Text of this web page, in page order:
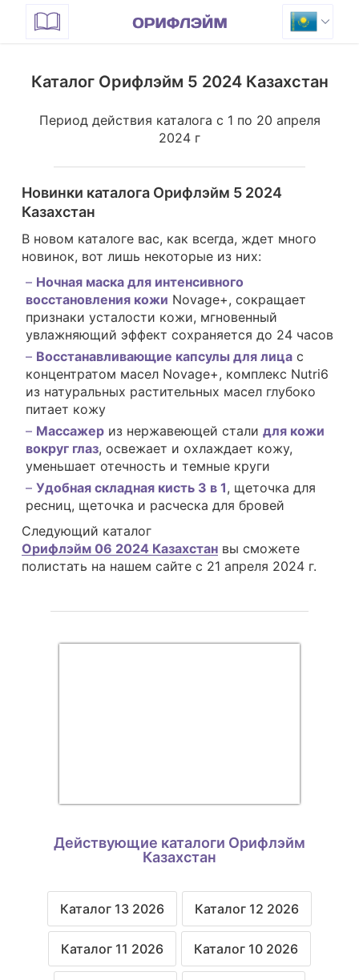
Каталог Орифлэйм 5 2024 Казахстан
Период действия каталога с 1 по 20 апреля
2024 г
Новинки каталога Орифлэйм 5 2024
Казахстан
В новом каталоге вас, как всегда, ждет много
новинок, вот лишь некоторые из них:
Ночная маска для интенсивного
восстановления кожи Novage+, сокращает
признаки усталости кожи, мгновенный
увлажняющий эффект сохраняется до 24 часов
Восстанавливающие капсулы для лица c
концентратом масел Novage+, комплекс Nutri6
из натуральных растительных масел глубоко
питает кожу
Массажер из нержавеющей сталидля кожи
вокруг глаз, освежает и охлаждает кожу,
уменьшает отечность и темные круги
Удобная складная кисть 3 в 1, щеточка для
ресниц, щеточка и расческа для бровей
Следующий каталог
Орифлэйм 06 2024 Казахстан вы сможете
полистать на нашем сайте с 21 апреля 2024 г.
Действующие каталоги Орифлэйм
Казахстан
Каталог 13 2026 Каталог 12 2026
Каталог 11 2026 Каталог 10 2026